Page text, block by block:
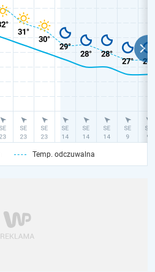
Temp. odczuwalna